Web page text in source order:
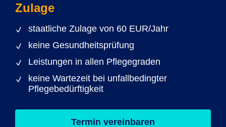
Zulage
staatliche Zulage von 60 EUR/Jahr
keine Gesundheitsprüfung
Leistungen in allen Pflegegraden
keine Wartezeit bei unfallbedingter
Pflegebedürftigkeit
Termin vereinbaren